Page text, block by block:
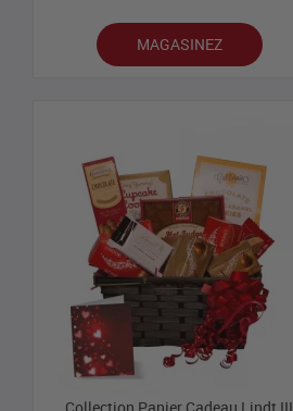
MAGASINEZ